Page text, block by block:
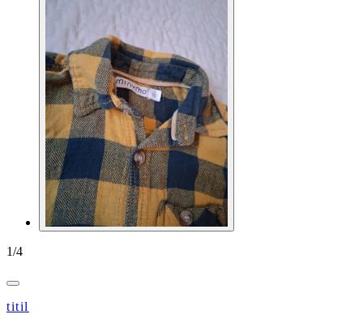
1/4
titil